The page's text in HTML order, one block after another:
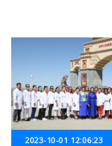
2023-10-01 12:06:23